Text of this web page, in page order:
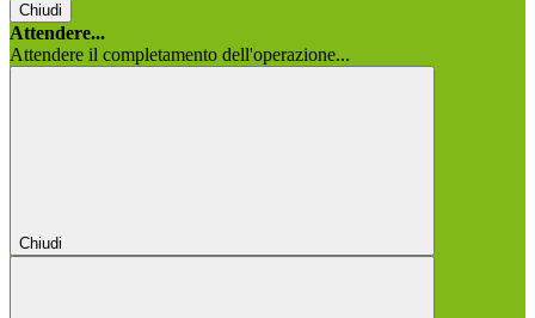
Chiudi
Attendere...
Attendere il completamento dell'operazione...
Chiudi